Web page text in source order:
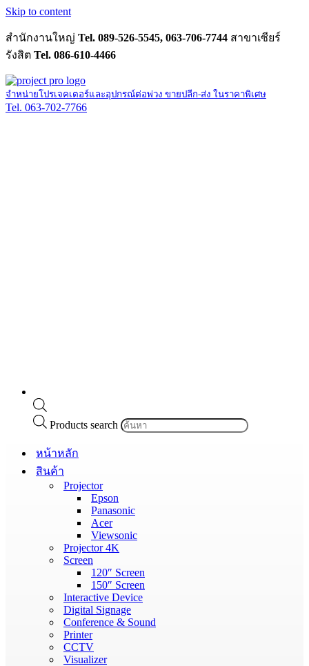
Skip to content
สำนักงานใหญ่ Tel. 089-526-5545, 063-706-7744 สาขาเซียร์
รังสิต Tel. 086-610-4466
จำหน่ายโปรเจคเตอร์และอุปกรณ์ต่อพ่วง ขายปลีก-ส่ง ในราคาพิเศษ
Tel. 063-702-7766
Products search
หน้าหลัก
สินค้า
Projector
Epson
Panasonic
Acer
Viewsonic
Projector 4K
Screen
120″ Screen
150″ Screen
Interactive Device
Digital Signage
Conference & Sound
Printer
CCTV
Visualizer